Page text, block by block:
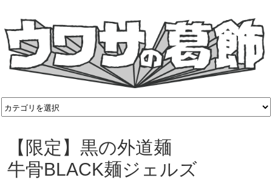
【限定】黒の外道麺
牛骨BLACK麺ジェルズ